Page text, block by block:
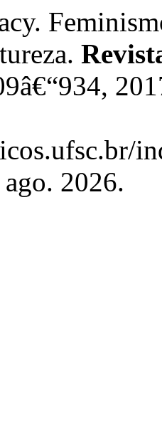
2026.